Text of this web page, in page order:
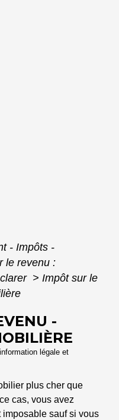
- Impôts -
le revenu :
> Impôt sur le
-
légale et
plus cher que
cas, vous avez
sauf si vous